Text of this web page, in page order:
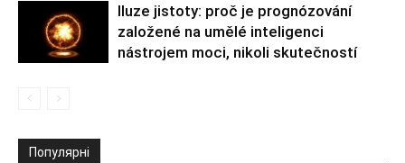
Iluze jistoty: proč je prognózování
založené na umělé inteligenci
nástrojem moci, nikoli skutečností
Популярні